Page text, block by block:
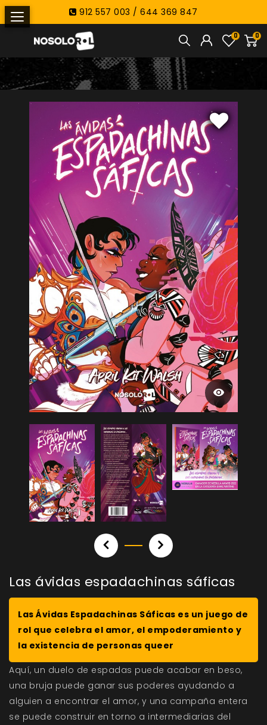
912 557 003 / 644 369 847
0
0
Las ávidas espadachinas sáficas
Las Ávidas Espadachinas Sáficas es un juego de
rol que celebra el amor, el empoderamiento y
la existencia de personas queer
Aquí, un duelo de espadas puede acabar en beso,
una bruja puede ganar sus poderes ayudando a
alguien a encontrar el amor, y una campaña entera
se puede construir en torno a intermediarias del